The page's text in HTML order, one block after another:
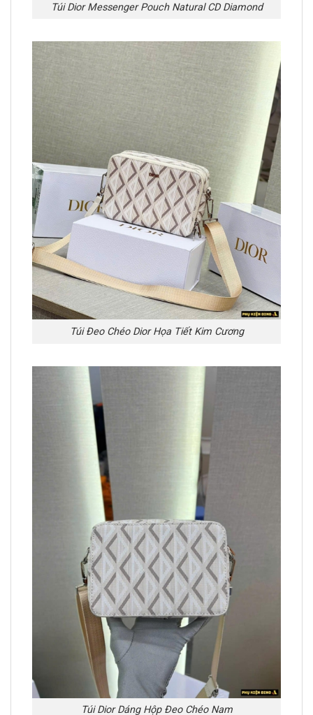
Túi Dior Messenger Pouch Natural CD Diamond
Túi Đeo Chéo Dior Họa Tiết Kim Cương
Túi Dior Dáng Hộp Đeo Chéo Nam